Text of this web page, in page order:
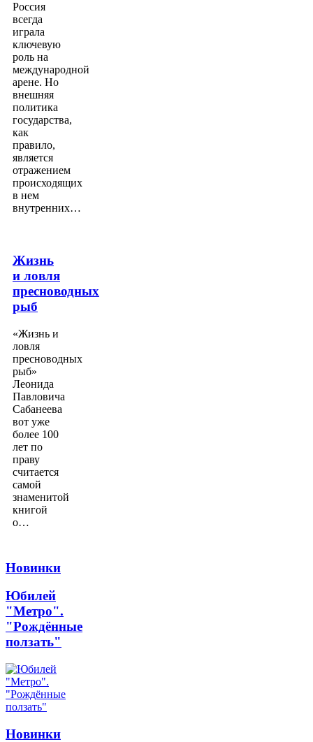
Россия
всегда
играла
ключевую
роль на
международной
арене. Но
внешняя
политика
государства,
как
правило,
является
отражением
происходящих
в нем
внутренних…
Жизнь
и ловля
пресноводных
рыб
«Жизнь и
ловля
пресноводных
рыб»
Леонида
Павловича
Сабанеева
вот уже
более 100
лет по
праву
считается
самой
знаменитой
книгой
о…
Новинки
Юбилей
"Метро".
"Рождённые
ползать"
Новинки